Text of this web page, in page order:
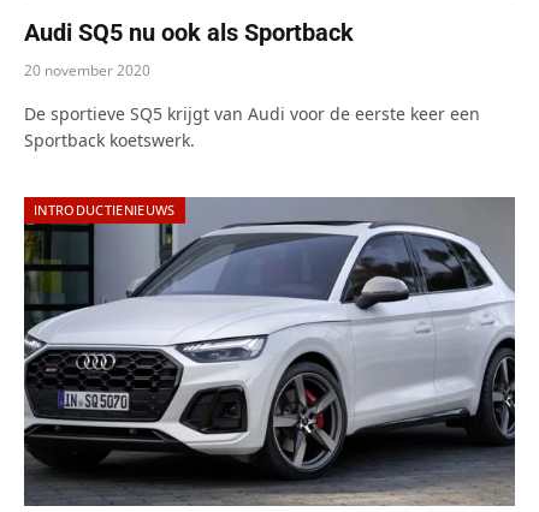
Audi SQ5 nu ook als Sportback
20 november 2020
De sportieve SQ5 krijgt van Audi voor de eerste keer een
Sportback koetswerk.
INTRODUCTIENIEUWS